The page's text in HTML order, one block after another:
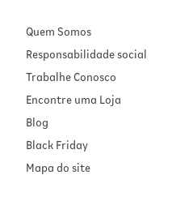
Quem Somos
Responsabilidade social
Trabalhe Conosco
Encontre uma Loja
Blog
Black Friday
Mapa do site